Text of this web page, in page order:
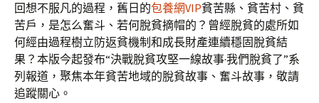
回想不服凡的過程，舊日的包養網VIP貧苦縣、貧苦村、貧
苦戶，是怎么奮斗、若何脫貧摘帽的？曾經脫貧的處所如
何經由過程樹立防返貧機制和成長財產連續穩固脫貧結
果？本版今起發布“決戰脫貧攻堅一線故事·我們脫貧了”系
列報道，聚焦本年貧苦地域的脫貧故事、奮斗故事，敬請
追蹤關心。